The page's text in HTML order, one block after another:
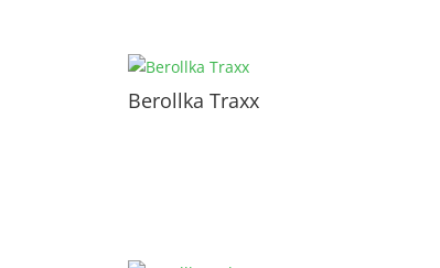
Berollka Traxx